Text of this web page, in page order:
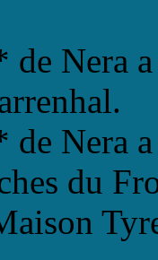
de Nera
Nera
du